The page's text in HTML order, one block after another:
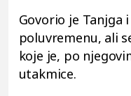
Govorio je Tanjga
poluvremenu, ali
koje je, po
utakmice.